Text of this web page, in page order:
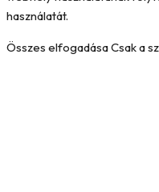
használatát.
Összes elfogadásaCsak a